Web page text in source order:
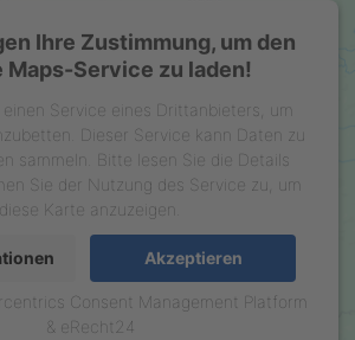
ab 4,20 EUR
( inkl. 7 % MwSt. zzgl. Versandkosten
Details
Himbeer Balsamessig
Ihre Zustimmung, um den
Maps-Service zu laden!
Service eines Drittanbieters, um
Dieser Service kann Daten zu
sammeln. Bitte lesen Sie die Details
Sie der Nutzung des Service zu, um
diese Karte anzuzeigen.
Akzeptieren
Consent Management Platform
& eRecht24